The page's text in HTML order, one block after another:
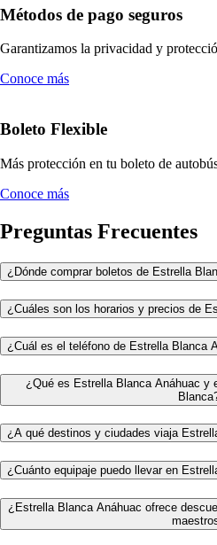
Métodos de pago seguros
Garantizamos la privacidad y
Conoce más
Boleto Flexible
Más protección en tu boleto de
Conoce más
Preguntas Frecuentes
¿Dónde comprar boletos de Estrella
¿Cuáles son los horarios y precios de
¿Cuál es el teléfono de Estrella Blanca
¿Qué es Estrella Blanca Anáhuac y
¿A qué destinos y ciudades viaja
¿Cuánto equipaje puedo llevar en
¿Estrella Blanca Anáhuac ofrece